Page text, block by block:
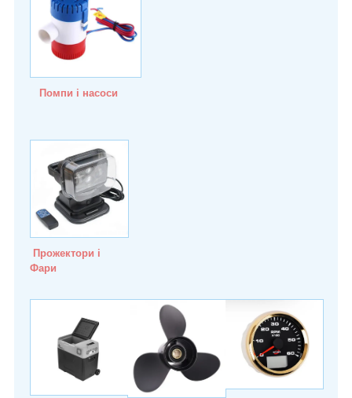
Помпи і насоси
Прожектори і
Фари